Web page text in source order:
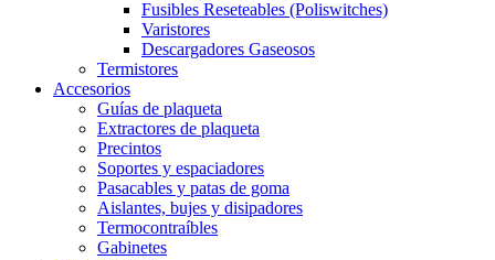
Fusibles Reseteables (Poliswitches)
Varistores
Descargadores Gaseosos
Termistores
Accesorios
Guías de plaqueta
Extractores de plaqueta
Precintos
Soportes y espaciadores
Pasacables y patas de goma
Aislantes, bujes y disipadores
Termocontraíbles
Gabinetes